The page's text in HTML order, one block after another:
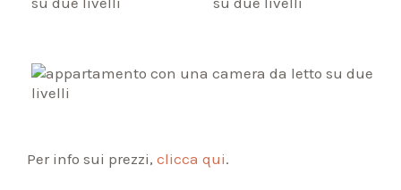
Per info sui prezzi, clicca qui.